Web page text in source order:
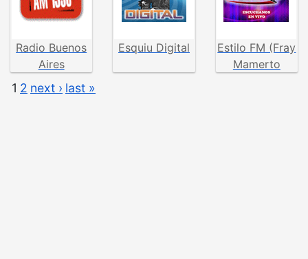
Radio Buenos
Aires
Esquiu Digital
Estilo FM (Fray
Mamerto
1 2 next › last »